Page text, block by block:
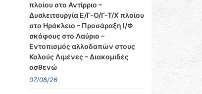
πλοίου στο Αντίρριο –
Δυσλειτουργία Ε/Γ-Ο/Γ-Τ/Χ πλοίου
στο Ηράκλειο – Προσάραξη Ι/Φ
σκάφους στο Λαύριο –
Εντοπισμός αλλοδαπών στους
Καλούς Λιμένες – Διακομιδές
ασθενώ
07/08/26